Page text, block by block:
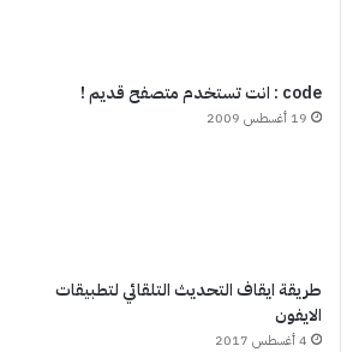
code : انت تستخدم متصفح قديم !
19 أغسطس 2009
طريقة ايقاف التحديث التلقائي لتطبيقات
الايفون
4 أغسطس 2017